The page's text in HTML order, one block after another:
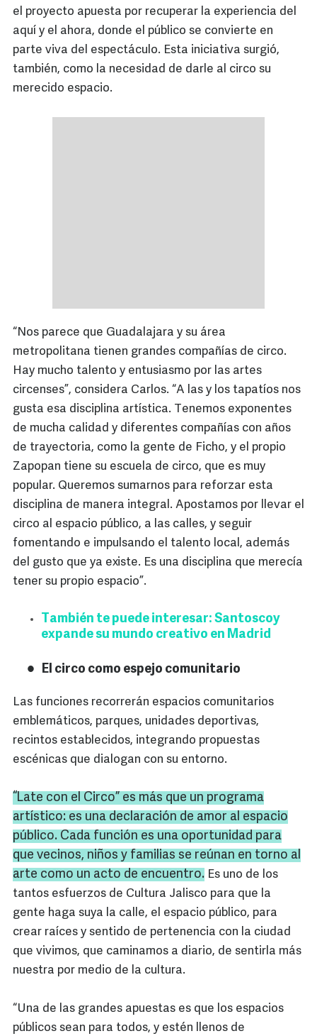
el proyecto apuesta por recuperar la experiencia del
aquí y el ahora, donde el público se convierte en
parte viva del espectáculo. Esta iniciativa surgió,
también, como la necesidad de darle al circo su
merecido espacio.
“Nos parece que Guadalajara y su área
metropolitana tienen grandes compañías de circo.
Hay mucho talento y entusiasmo por las artes
circenses”, considera Carlos. “A las y los tapatíos nos
gusta esa disciplina artística. Tenemos exponentes
de mucha calidad y diferentes compañías con años
de trayectoria, como la gente de Ficho, y el propio
Zapopan tiene su escuela de circo, que es muy
popular. Queremos sumarnos para reforzar esta
disciplina de manera integral. Apostamos por llevar el
circo al espacio público, a las calles, y seguir
fomentando e impulsando el talento local, además
del gusto que ya existe. Es una disciplina que merecía
tener su propio espacio”.
También te puede interesar: Santoscoy
expande su mundo creativo en Madrid
El circo como espejo comunitario
Las funciones recorrerán espacios comunitarios
emblemáticos, parques, unidades deportivas,
recintos establecidos, integrando propuestas
escénicas que dialogan con su entorno.
“Late con el Circo” es más que un programa
artístico: es una declaración de amor al espacio
público. Cada función es una oportunidad para
que vecinos, niños y familias se reúnan en torno al
arte como un acto de encuentro. Es uno de los
tantos esfuerzos de Cultura Jalisco para que la
gente haga suya la calle, el espacio público, para
crear raíces y sentido de pertenencia con la ciudad
que vivimos, que caminamos a diario, de sentirla más
nuestra por medio de la cultura.
“Una de las grandes apuestas es que los espacios
públicos sean para todos, y estén llenos de